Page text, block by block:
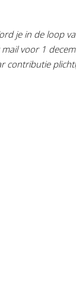
je in de loop
voor 1
contributie